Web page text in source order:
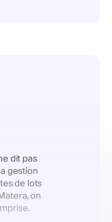
dit pas
gestion
de lots
on